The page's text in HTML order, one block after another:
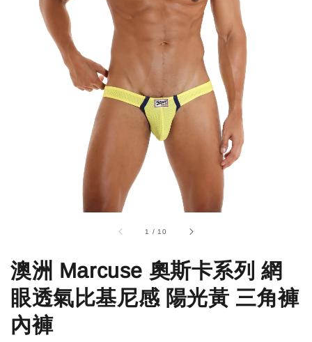
1 / 10
澳洲 Marcuse 奧斯卡系列 網
眼透氣比基尼感 陽光黃 三角褲
內褲